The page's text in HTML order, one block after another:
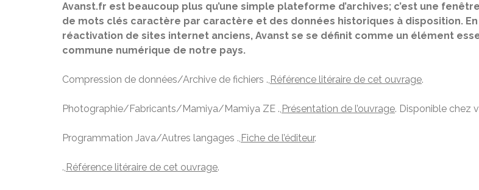
Avanst.fr est beaucoup plus qu’une simple plateforme d’archives; c’est une
de mots clés caractère par caractère et des données historiques à disposition.
réactivation de sites internet anciens, Avanst se se définit comme un élément
commune numérique de notre pays.
Compression de données/Archive de fichiers .,Référence litéraire de cet ouvrage.
Photographie/Fabricants/Mamiya/Mamiya ZE .,Présentation de l’ouvrage. Disponible chez
Programmation Java/Autres langages .,Fiche de l’éditeur.
.,Référence litéraire de cet ouvrage.